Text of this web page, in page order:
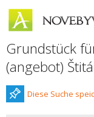
Grundstück
(angebot)
Diese Suche